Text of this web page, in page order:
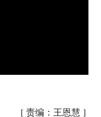
[ 责编：王恩慧 ]